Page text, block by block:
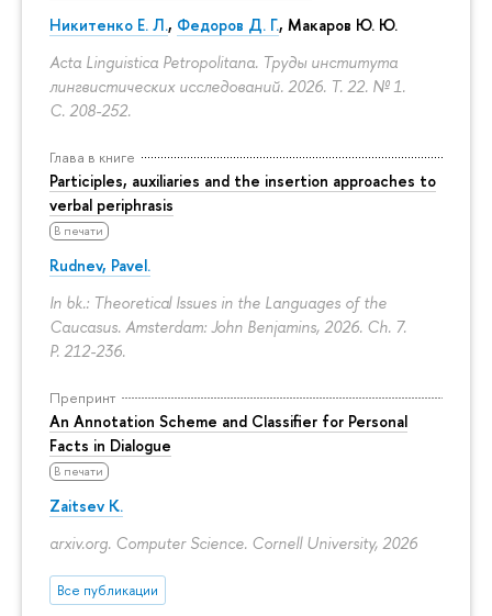
Никитенко Е. Л., Федоров Д. Г., Макаров Ю. Ю.
Acta Linguistica Petropolitana. Труды института
лингвистических исследований. 2026. Т. 22. № 1.
С. 208-252.
Глава в книге
Participles, auxiliaries and the insertion approaches to
verbal periphrasis
В печати
Rudnev, Pavel.
In bk.: Theoretical Issues in the Languages of the
Caucasus. Amsterdam: John Benjamins, 2026. Ch. 7.
P. 212-236.
Препринт
An Annotation Scheme and Classifier for Personal
Facts in Dialogue
В печати
Zaitsev K.
arxiv.org. Computer Science. Cornell University, 2026
Все публикации